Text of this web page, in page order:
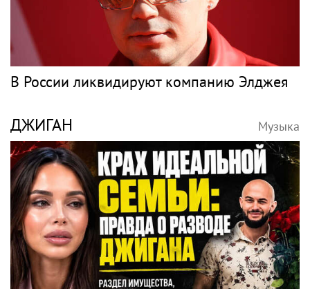
В России ликвидируют компанию Элджея
ДЖИГАН Музыка